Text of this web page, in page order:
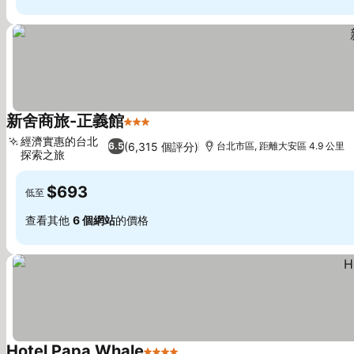
新舍商旅-正義館3 星級
6.5(6,315 個評分)
經濟實惠的台北
探索之旅
台北市區, 距離大安區 4.9 公里
低至 $693
查看其他 6 個網站的價格